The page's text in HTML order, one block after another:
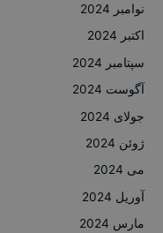
نوامبر 2024
اکتبر 2024
سپتامبر 2024
آگوست 2024
جولای 2024
ژوئن 2024
می 2024
آوریل 2024
مارس 2024